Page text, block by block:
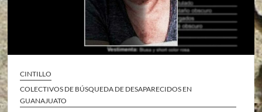
CINTILLO
COLECTIVOS DE BÚSQUEDA DE DESAPARECIDOS EN
GUANAJUATO